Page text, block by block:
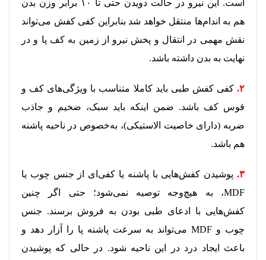
است. این نیرو در حالت دویدن حتی تا ۱۰ برابر وزن بدن
هم به اندام‌ها منتقل خواهد شد بنابراین‌ کفی کفش می‌تواند
نقش مهمی در انتقال و پخش نیرو از زمین به کف پا و در
نهایت به بدن داشته باشد.
۲. کفی کفش طبی باید کاملا متناسب با ویژگی‌های کف و
قوس کف باشد. ضمن اینکه باید سبک، ضخیم و جاذب
ضربه (دارای خاصیت الاستیکی)، به‌خصوص در ناحیه پاشنه
هم باشد.
۳.
پوشیدن کفش‌هایی با پاشنه یا کفی‌ای از جنس چوب یا
MDF، به هیچ‌وجه توصیه نمی‌شود؛ حتی اگر چنین
کفش‌هایی با ادعای طبی بودن به فروش برسند. جنس
چوب و MDF می‌تواند به سرعت پاشنه پا را آزار دهد و
باعث ایجاد درد در این ناحیه شود. در حالی که پوشیدن